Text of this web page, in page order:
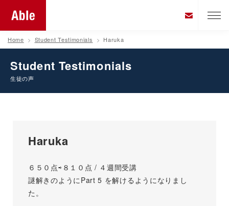
Home Student Testimonials Haruka
Student Testimonials
生徒の声
Haruka
６５０点⇨８１０点 / ４週間受講
謎解きのようにPart 5 を解けるようになりまし
た。